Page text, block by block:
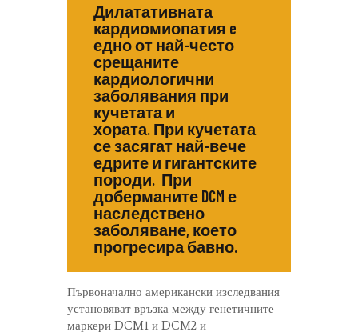
Дилатативната
кардиомиопатия e
едно от най-често
срещаните
кардиологични
заболявания при
кучетата и
хората. При кучетата
се засягат най-вече
едрите и гигантските
породи. При
доберманите DCM е
наследствено
заболяване, което
прогресира бавно.
Първоначално американски изследвания
установяват връзка между генетичните
маркери DCM1 и DCM2 и